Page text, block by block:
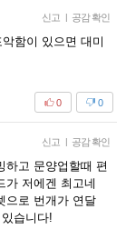
신고 | 공감 확인
함이 있으면 대미
0
0
신고 | 공감 확인
하고 문양업할때 편
가 저에겐 최고네
으로 번개가 연달
습니다!